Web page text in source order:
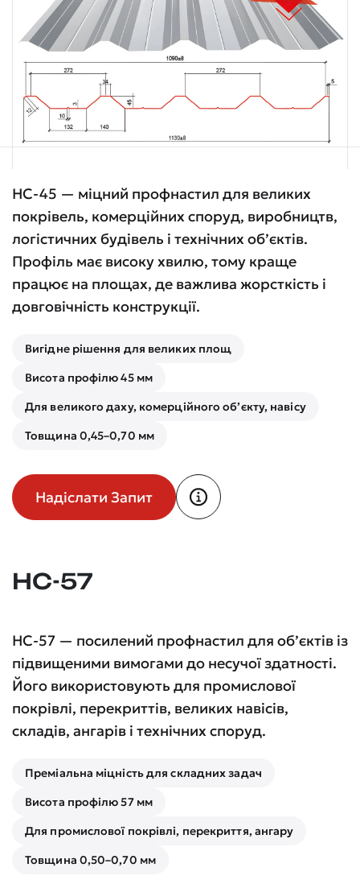
НС-45 — міцний профнастил для великих
покрівель, комерційних споруд, виробництв,
логістичних будівель і технічних об’єктів.
Профіль має високу хвилю, тому краще
працює на площах, де важлива жорсткість і
довговічність конструкції.
Вигідне рішення для великих площ
Висота профілю 45 мм
Для великого даху, комерційного об’єкту, навісу
Товщина 0,45–0,70 мм
Надіслати Запит
НС-57
НС-57 — посилений профнастил для об’єктів із
підвищеними вимогами до несучої здатності.
Його використовують для промислової
покрівлі, перекриттів, великих навісів,
складів, ангарів і технічних споруд.
Преміальна міцність для складних задач
Висота профілю 57 мм
Для промислової покрівлі, перекриття, ангару
Товщина 0,50–0,70 мм